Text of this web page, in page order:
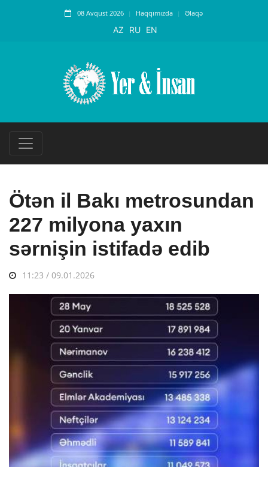
08 Avqust 2026 Haqqımızda Əlaqə
AZ RU EN
Ötən il Bakı metrosundan
227 milyona yaxın
sərnişin istifadə edib
11:23 / 09.01.2026